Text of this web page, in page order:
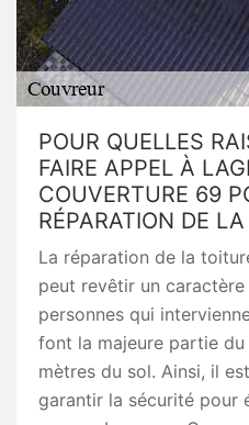
POUR QUELLES
FAIRE APPEL À
COUVERTURE 69
RÉPARATION DE
La réparation de la
peut revêtir un
personnes qui
font la majeure partie
mètres du sol. Ainsi, il
garantir la sécurité pour